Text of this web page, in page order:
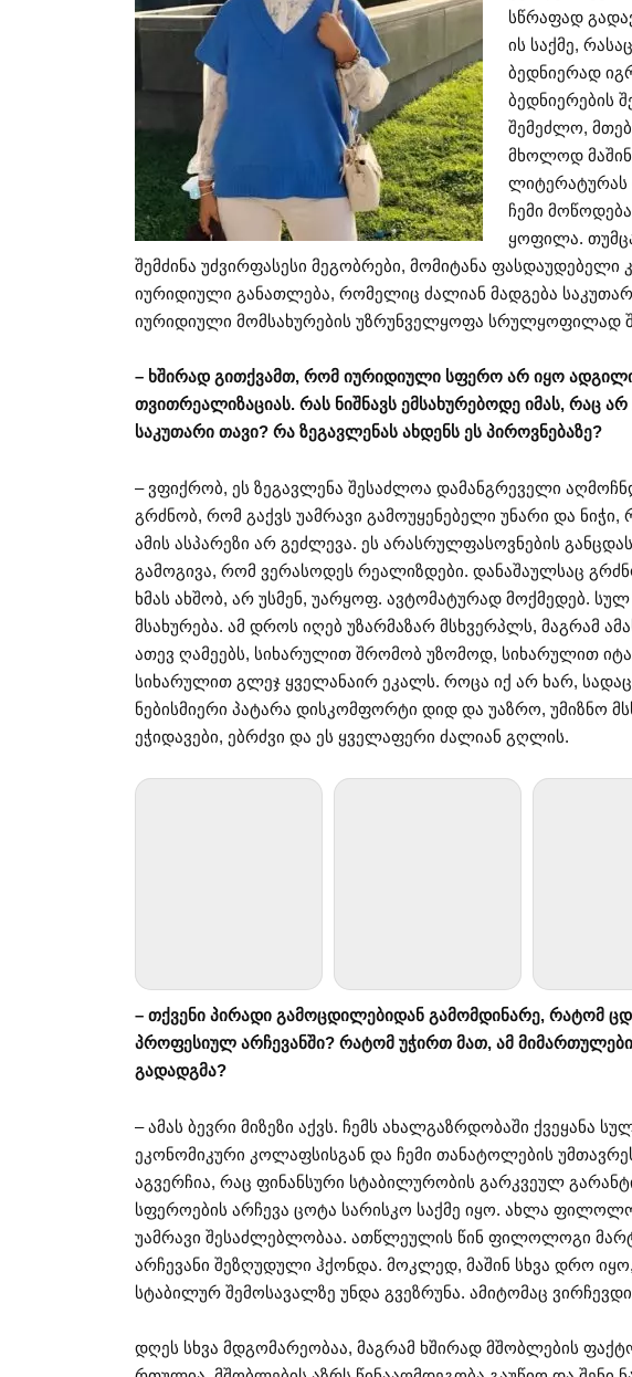
სწრაფად
ის საქმე,
ბედნიერად
ბედნიერების
შემეძლო,
მხოლოდ
ლიტერატურას
ჩემი
ყოფილა.
შემძინა უძვირფასესი მეგობრები, მომიტანა
იურიდიული განათლება, რომელიც ძალიან მადგება საკუთარ
იურიდიული მომსახურების უზრუნველყოფა სრულყოფილად
– ხშირად გითქვამთ, რომ იურიდიული სფერო არ იყო
თვითრეალიზაციას. რას ნიშნავს ემსახურებოდე იმას, რაც
საკუთარი თავი? რა ზეგავლენას ახდენს ეს პიროვნებაზე?
– ვფიქრობ, ეს ზეგავლენა შესაძლოა დამანგრეველი
გრძნობ, რომ გაქვს უამრავი გამოუყენებელი უნარი და
ამის ასპარეზი არ გეძლევა. ეს არასრულფასოვნების
გამოგივა, რომ ვერასოდეს რეალიზდები. დანაშაულსაც
ხმას ახშობ, არ უსმენ, უარყოფ. ავტომატურად მოქმედებ.
მსახურება. ამ დროს იღებ უზარმაზარ მსხვერპლს, მაგრამ
ათევ ღამეებს, სიხარულით შრომობ უზომოდ, სიხარულით
სიხარულით გლეჯ ყველანაირ ეკალს. როცა იქ არ ხარ, სადაც
ნებისმიერი პატარა დისკომფორტი დიდ და უაზრო, უმიზნო
ეჭიდავები, ებრძვი და ეს ყველაფერი ძალიან გღლის.
– თქვენი პირადი გამოცდილებიდან გამომდინარე, რატომ
პროფესიულ არჩევანში? რატომ უჭირთ მათ, ამ
გადადგმა?
– ამას ბევრი მიზეზი აქვს. ჩემს ახალგაზრდობაში ქვეყანა
ეკონომიკური კოლაფსისგან და ჩემი თანატოლების
აგვერჩია, რაც ფინანსური სტაბილურობის გარკვეულ
სფეროების არჩევა ცოტა სარისკო საქმე იყო. ახლა
უამრავი შესაძლებლობაა. ათწლეულის წინ ფილოლოგი
არჩევანი შეზღუდული ჰქონდა. მოკლედ, მაშინ სხვა დრო იყო,
სტაბილურ შემოსავალზე უნდა გვეზრუნა. ამიტომაც
დღეს სხვა მდგომარეობაა, მაგრამ ხშირად მშობლების